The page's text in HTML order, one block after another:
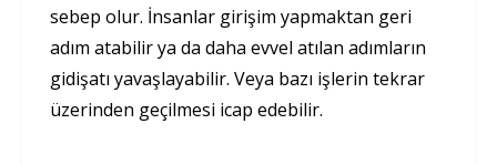
sebep olur. İnsanlar girişim yapmaktan geri
adım atabilir ya da daha evvel atılan adımların
gidişatı yavaşlayabilir. Veya bazı işlerin tekrar
üzerinden geçilmesi icap edebilir.